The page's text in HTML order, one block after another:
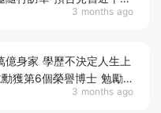
3 months ago
3 months ago
億身家 學歷不決定人生上
獲第6個榮譽博士 勉勵
所有人拉回同一起跑線